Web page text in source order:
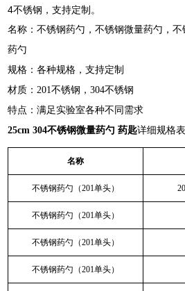
4不锈钢，支持定制。
名称：不锈钢药勺，不锈钢微量药勺，
药勺
规格：各种规格，支持定制
材质：201不锈钢，304不锈钢
特点：满足实验室各种不同需求
25cm 304不锈钢微量药勺 药匙详细规格表
名称
不锈钢药勺（201单头）
不锈钢药勺（201单头）
不锈钢药勺（201单头）
不锈钢药勺（201单头）